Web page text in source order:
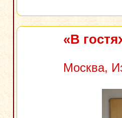
«В
Москва,